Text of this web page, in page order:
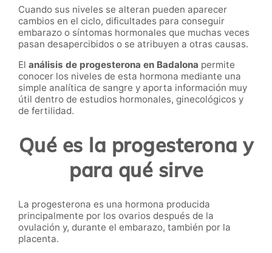
Cuando sus niveles se alteran pueden aparecer
cambios en el ciclo, dificultades para conseguir
embarazo o síntomas hormonales que muchas veces
pasan desapercibidos o se atribuyen a otras causas.
El análisis de progesterona en Badalona permite
conocer los niveles de esta hormona mediante una
simple analítica de sangre y aporta información muy
útil dentro de estudios hormonales, ginecológicos y
de fertilidad.
Qué es la progesterona y
para qué sirve
La progesterona es una hormona producida
principalmente por los ovarios después de la
ovulación y, durante el embarazo, también por la
placenta.